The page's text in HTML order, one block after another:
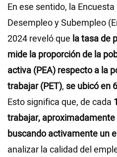
En ese sentido, la
Desempleo y Subempleo
2024 reveló que la tasa de
mide la proporción de la
activa (PEA) respecto a la
trabajar (PET), se ubicó en
Esto significa que, de cada
trabajar,
buscando activamente un
analizar la calidad del